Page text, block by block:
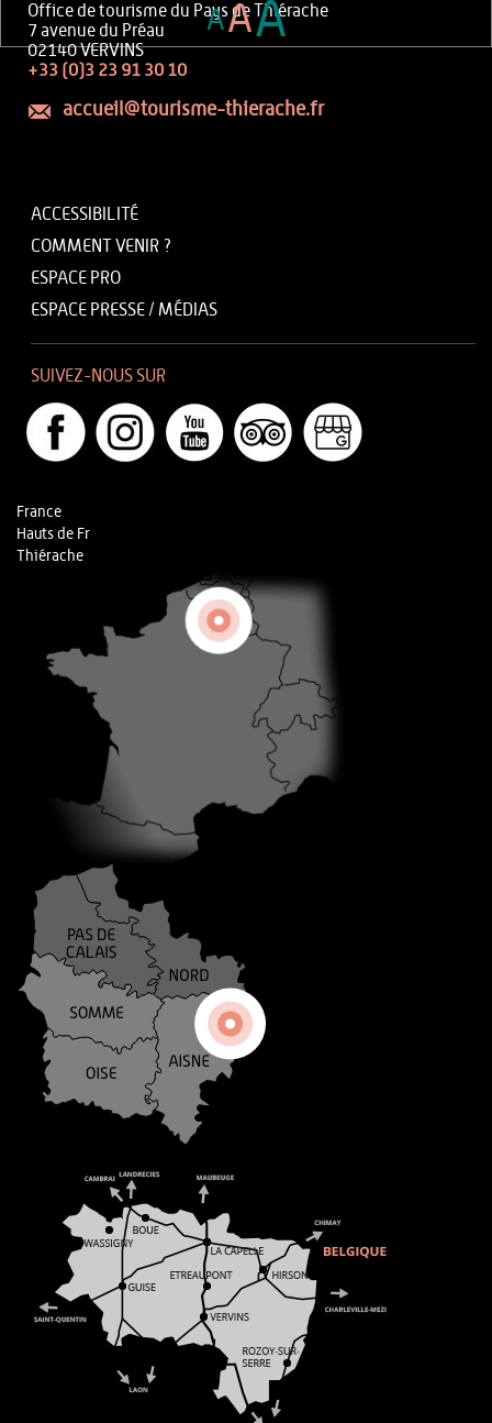
Office de tourisme du Pays de Thiérache
7 avenue du Préau
02140 VERVINS
+33 (0)3 23 91 30 10
accueil@tourisme-thierache.fr
ACCESSIBILITÉ
COMMENT VENIR ?
ESPACE PRO
ESPACE PRESSE / MÉDIAS
SUIVEZ-NOUS SUR
France
Hauts de Fr
Thiérache
AAA